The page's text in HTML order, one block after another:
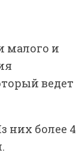
малого и
ведет
них более 4